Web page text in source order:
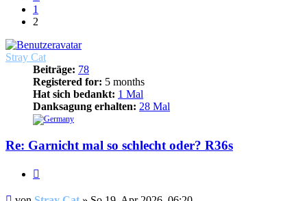
1
2
Stray Cat
Beiträge: 78
Registered for: 5 months
Hat sich bedankt: 1 Mal
Danksagung erhalten: 28 Mal
Re: Garnicht mal so schlecht oder? R36s
Beitrag